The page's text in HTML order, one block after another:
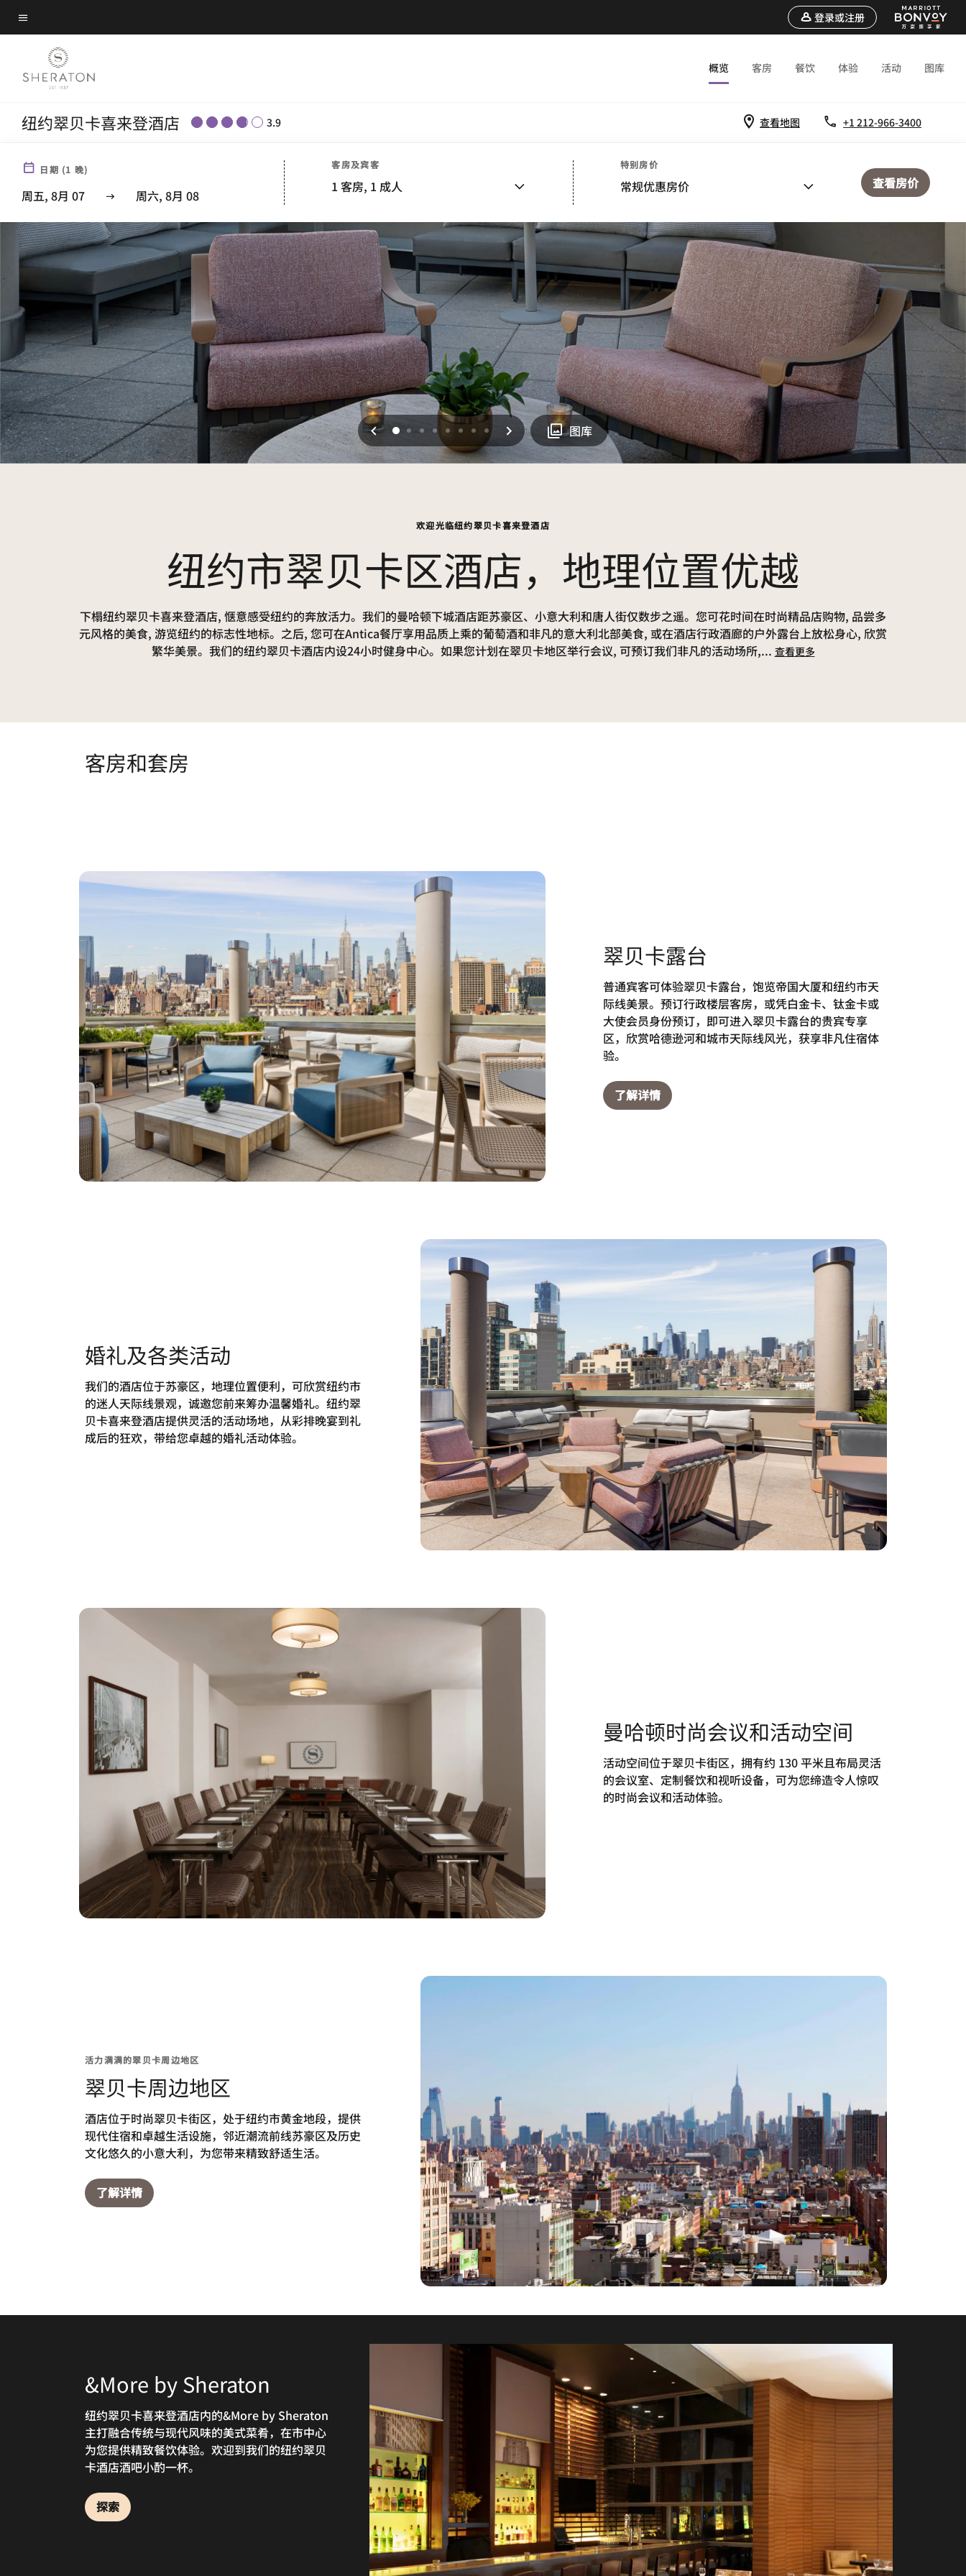
Skip
to
content
菜单文本
登录或注册
概览 客房 餐饮 体验 活动 图库
纽约翠贝卡喜来登酒店 3.9 查看地图 +1 212-966-3400
日期 (1 晚)
周五, 8月 07 周六, 8月 08
客房及宾客
1 客房, 1 成人
特别房价
常规优惠房价 查看房价
上一页
0 1 2 3 4 5 6 7 下一页 图库
欢迎光临纽约翠贝卡喜来登酒店
纽约市翠贝卡区酒店，地理位置优越
下榻纽约翠贝卡喜来登酒店, 惬意感受纽约的奔放活力。我们的曼哈顿下城酒店距苏豪区、小意大利和唐人街仅数步之遥。您可花时间在时尚精品店购物, 品尝多
元风格的美食, 游览纽约的标志性地标。之后, 您可在Antica餐厅享用品质上乘的葡萄酒和非凡的意大利北部美食, 或在酒店行政酒廊的户外露台上放松身心, 欣赏
繁华美景。我们的纽约翠贝卡酒店内设24小时健身中心。如果您计划在翠贝卡地区举行会议, 可预订我们非凡的活动场所,... 查看更多
客房和套房
翠贝卡露台
普通宾客可体验翠贝卡露台，饱览帝国大厦和纽约市天
际线美景。预订行政楼层客房，或凭白金卡、钛金卡或
大使会员身份预订，即可进入翠贝卡露台的贵宾专享
区，欣赏哈德逊河和城市天际线风光，获享非凡住宿体
验。
了解详情
婚礼及各类活动
我们的酒店位于苏豪区，地理位置便利，可欣赏纽约市
的迷人天际线景观，诚邀您前来筹办温馨婚礼。纽约翠
贝卡喜来登酒店提供灵活的活动场地，从彩排晚宴到礼
成后的狂欢，带给您卓越的婚礼活动体验。
曼哈顿时尚会议和活动空间
活动空间位于翠贝卡街区，拥有约 130 平米且布局灵活
的会议室、定制餐饮和视听设备，可为您缔造令人惊叹
的时尚会议和活动体验。
活力满满的翠贝卡周边地区
翠贝卡周边地区
酒店位于时尚翠贝卡街区，处于纽约市黄金地段，提供
现代住宿和卓越生活设施，邻近潮流前线苏豪区及历史
文化悠久的小意大利，为您带来精致舒适生活。
了解详情
&More by Sheraton
纽约翠贝卡喜来登酒店内的&More by Sheraton
主打融合传统与现代风味的美式菜肴，在市中心
为您提供精致餐饮体验。欢迎到我们的纽约翠贝
卡酒店酒吧小酌一杯。
探索
&More Cafe
&More Cafe是一间酒店内咖啡厅，供应美味咖啡
和糕点。
探索
Sheraton Club Lounge
and Private Terrace
预订行政客房的宾客可在屋顶行政酒廊饱览优美
城景，享用美味鸡尾酒。万豪旅享家白金卡及以
上级别会员，或预订行政客房的客人均可享受此
权益。